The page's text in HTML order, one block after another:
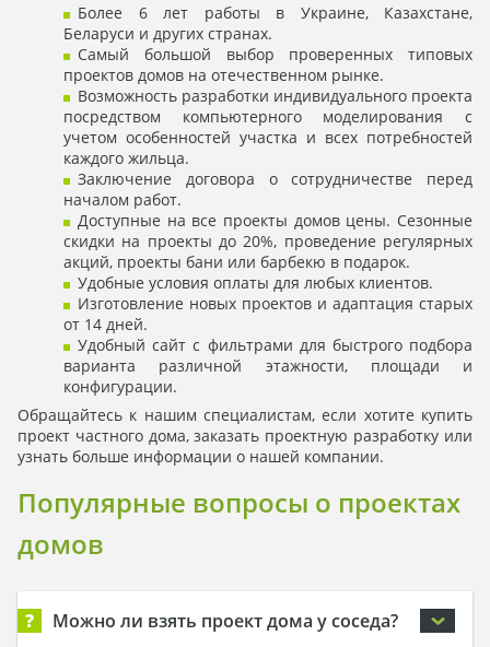
Более 6 лет работы в Украине, Казахстане,
Беларуси и других странах.
Самый большой выбор проверенных типовых
проектов домов на отечественном рынке.
Возможность разработки индивидуального проекта
посредством компьютерного моделирования с
учетом особенностей участка и всех потребностей
каждого жильца.
Заключение договора о сотрудничестве перед
началом работ.
Доступные на все проекты домов цены. Сезонные
скидки на проекты до 20%, проведение регулярных
акций, проекты бани или барбекю в подарок.
Удобные условия оплаты для любых клиентов.
Изготовление новых проектов и адаптация старых
от 14 дней.
Удобный сайт с фильтрами для быстрого подбора
варианта различной этажности, площади и
конфигурации.
Обращайтесь к нашим специалистам, если хотите купить
проект частного дома, заказать проектную разработку или
узнать больше информации о нашей компании.
Популярные вопросы о проектах
домов
? Можно ли взять проект дома у соседа?